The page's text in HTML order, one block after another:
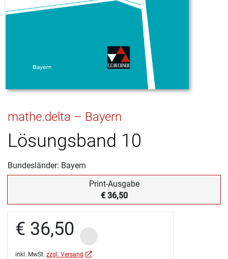
mathe.delta – Bayern
Lösungsband 10
Bundesländer: Bayern
Print-Ausgabe
€ 36,50
€ 36,50
inkl. MwSt. zzgl. Versand